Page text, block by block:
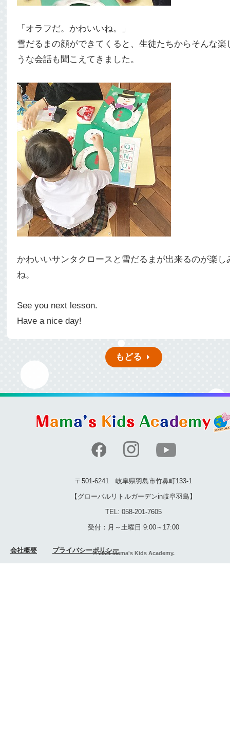
「オラフだ。かわいいね。」
雪だるまの顔ができてくると、生徒たちからそんな楽
うな会話も聞こえてきました。
かわいいサンタクロースと雪だるまが出来るのが楽し
ね。
See you next lesson.
Have a nice day!
もどる
〒501-6241 岐阜県羽島市竹鼻町133-1
【グローバルリトルガーデンin岐阜羽島】
TEL: 058-201-7605
受付：月～土曜日 9:00～17:00
© 2021 Mama's Kids Academy.
会社概要 プライバシーポリシー